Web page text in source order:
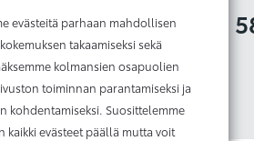
43550,00€
evästeitä parhaan mahdollisen
takaamiseksi sekä
kolmansien osapuolien
toiminnan parantamiseksi ja
kohdentamiseksi. Suosittelemme
kaikki evästeet päällä mutta voit